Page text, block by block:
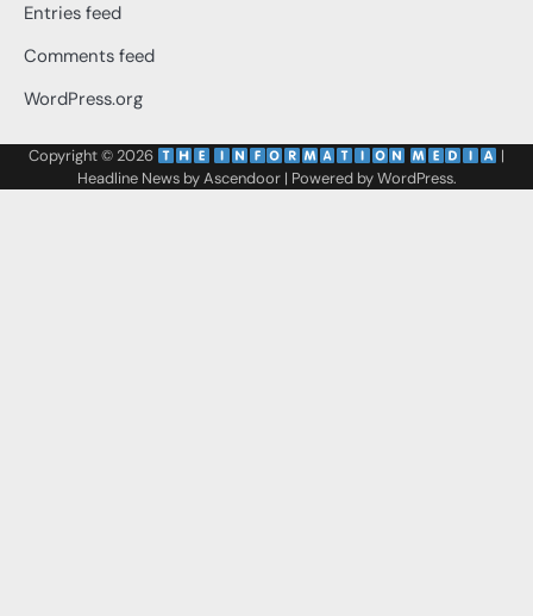
Entries feed
Comments feed
WordPress.org
Copyright © 2026
|
Headline News byAscendoor| Powered byWordPress.